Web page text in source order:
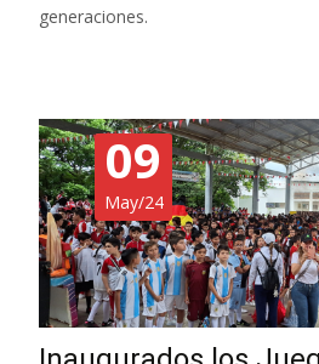
generaciones.
09
May/24